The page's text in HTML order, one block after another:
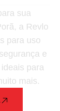
sua
a Revlo
para uso
e
para
mais.